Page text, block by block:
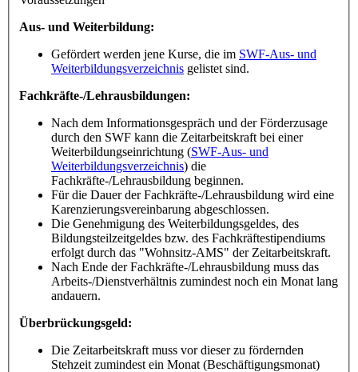
Aus- und Weiterbildung:
Gefördert werden jene Kurse, die im SWF-Aus- und
Weiterbildungsverzeichnis gelistet sind.
Fachkräfte-/Lehrausbildungen:
Nach dem Informationsgespräch und der Förderzusage
durch den SWF kann die Zeitarbeitskraft bei einer
Weiterbildungseinrichtung (SWF-Aus- und
Weiterbildungsverzeichnis) die
Fachkräfte-/Lehrausbildung beginnen.
Für die Dauer der Fachkräfte-/Lehrausbildung wird eine
Karenzierungsvereinbarung abgeschlossen.
Die Genehmigung des Weiterbildungsgeldes, des
Bildungsteilzeitgeldes bzw. des Fachkräftestipendiums
erfolgt durch das "Wohnsitz-AMS" der Zeitarbeitskraft.
Nach Ende der Fachkräfte-/Lehrausbildung muss das
Arbeits-/Dienstverhältnis zumindest noch ein Monat lang
andauern.
Überbrückungsgeld:
Die Zeitarbeitskraft muss vor dieser zu fördernden
Stehzeit zumindest ein Monat (Beschäftigungsmonat)